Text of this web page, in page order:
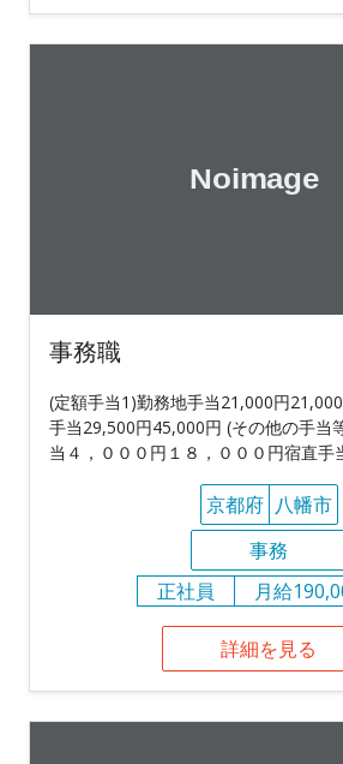
事務職
(定額手当1)勤務地手当21,000円
手当29,500円45,000円 (その他の手当
当４，０００円１８，０００円宿直手
京都府 八幡市
事務
正社員
月給
詳細を見る